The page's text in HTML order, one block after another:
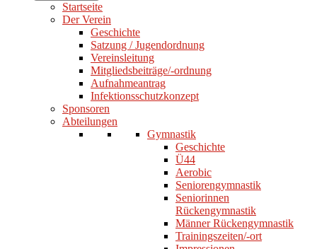
Startseite
Der Verein
Geschichte
Satzung / Jugendordnung
Vereinsleitung
Mitgliedsbeiträge/-ordnung
Aufnahmeantrag
Infektionsschutzkonzept
Sponsoren
Abteilungen
Gymnastik
Geschichte
Ü44
Aerobic
Seniorengymnastik
Seniorinnen
Rückengymnastik
Männer Rückengymnastik
Trainingszeiten/-ort